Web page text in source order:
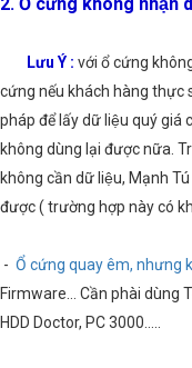
2. Ổ cứng không nhận
Lưu Ý : với ổ cứng
cứng nếu khách hàng thực
pháp để lấy dữ liệu quý giá
không dùng lại được nữa.
không cần dữ liệu, Mạnh
được ( trường hợp này có
- Ổ cứng quay êm, nhưng
Firmware… Cần phài dùng
HDD Doctor, PC 3000…..